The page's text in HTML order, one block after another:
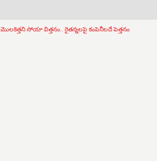
మొలకెత్తని సోయా విత్తనం.. రైతన్నలపై కంపెనీలదే పెత్తనం